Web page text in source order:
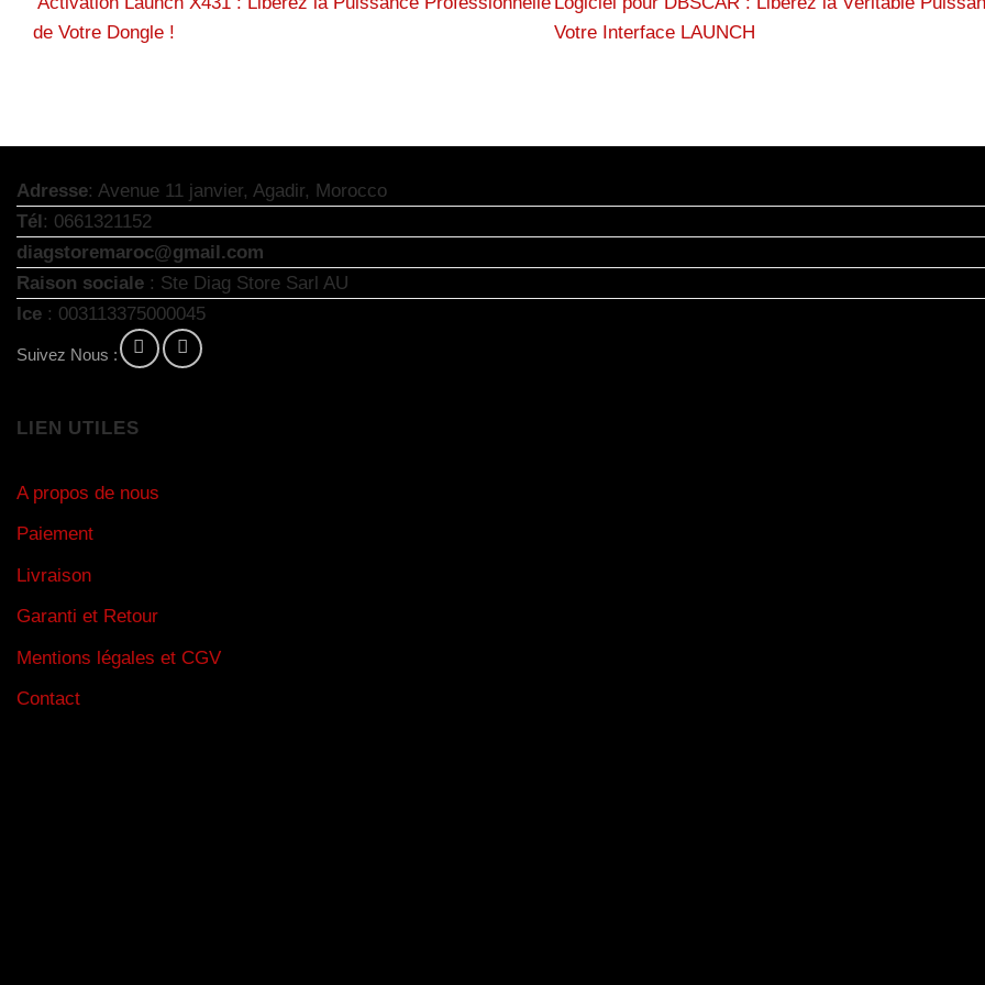
de Votre Dongle !
Votre Interface LAUNCH
Adresse: Avenue 11 janvier, Agadir, Morocco
Tél: 0661321152
diagstoremaroc@gmail.com
Raison sociale : Ste Diag Store Sarl AU
Ice : 003113375000045
Suivez Nous :
LIEN UTILES
A propos de nous
Paiement
Livraison
Garanti et Retour
Mentions légales et CGV
Contact